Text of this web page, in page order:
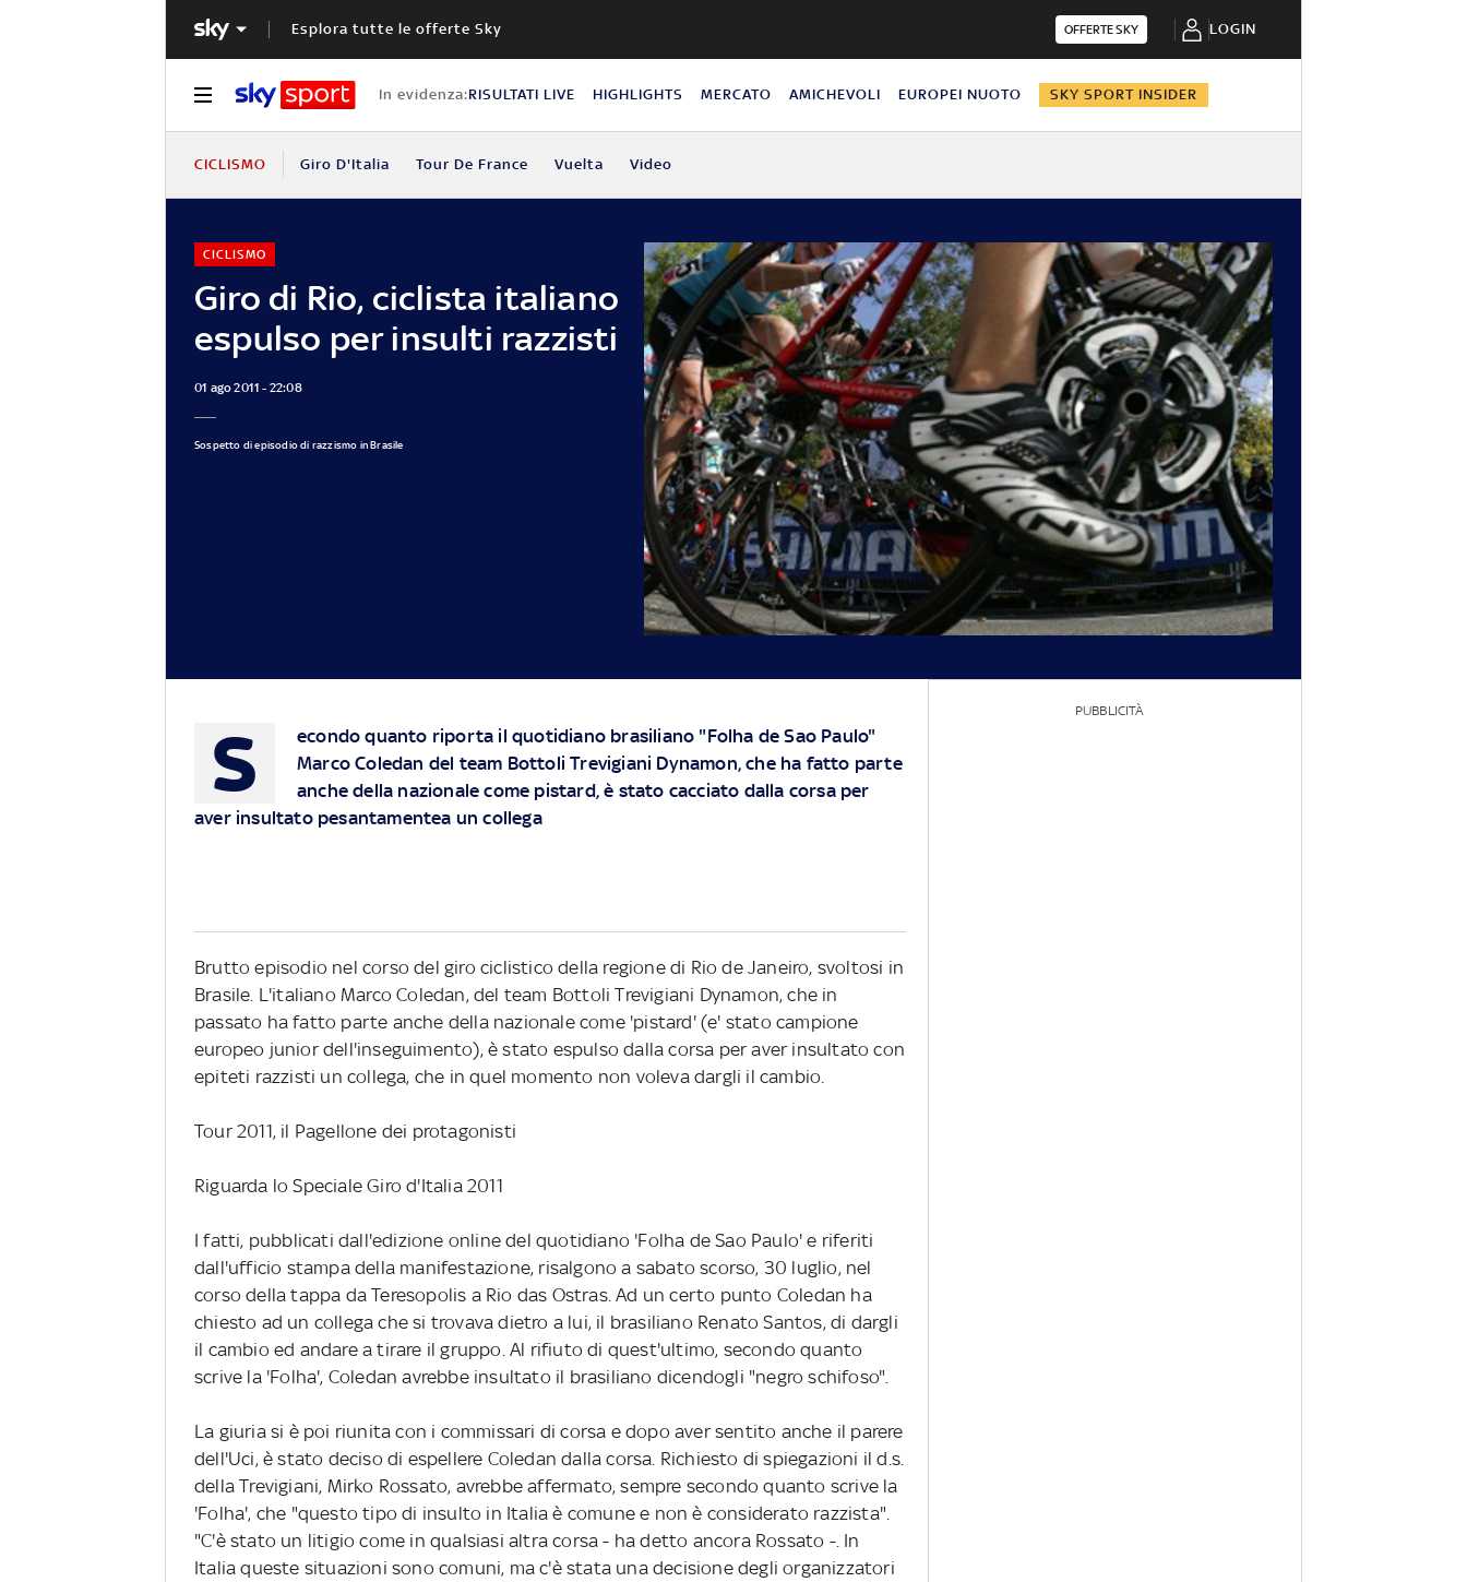
Esplora tutte le offerte Sky OFFERTE SKY LOGIN
In evidenza:RISULTATI LIVE HIGHLIGHTS MERCATO AMICHEVOLI EUROPEI NUOTO SKY SPORT INSIDER
CICLISMO Giro D'Italia Tour De France Vuelta Video
Giro di Rio, ciclista italiano
espulso per insulti razzisti
CICLISMO
01 ago 2011 - 22:08
Sospetto di episodio di razzismo in Brasile
S
econdo quanto riporta il quotidiano brasiliano "Folha de Sao Paulo"
Marco Coledan del team Bottoli Trevigiani Dynamon, che ha fatto parte
anche della nazionale come pistard, è stato cacciato dalla corsa per
aver insultato pesantamentea un collega
Brutto episodio nel corso del giro ciclistico della regione di Rio de Janeiro, svoltosi in
Brasile. L'italiano Marco Coledan, del team Bottoli Trevigiani Dynamon, che in
passato ha fatto parte anche della nazionale come 'pistard' (e' stato campione
europeo junior dell'inseguimento), è stato espulso dalla corsa per aver insultato con
epiteti razzisti un collega, che in quel momento non voleva dargli il cambio.
Tour 2011, il Pagellone dei protagonisti
Riguarda lo Speciale Giro d'Italia 2011
I fatti, pubblicati dall'edizione online del quotidiano 'Folha de Sao Paulo' e riferiti
dall'ufficio stampa della manifestazione, risalgono a sabato scorso, 30 luglio, nel
corso della tappa da Teresopolis a Rio das Ostras. Ad un certo punto Coledan ha
chiesto ad un collega che si trovava dietro a lui, il brasiliano Renato Santos, di dargli
il cambio ed andare a tirare il gruppo. Al rifiuto di quest'ultimo, secondo quanto
scrive la 'Folha', Coledan avrebbe insultato il brasiliano dicendogli "negro schifoso".
La giuria si è poi riunita con i commissari di corsa e dopo aver sentito anche il parere
dell'Uci, è stato deciso di espellere Coledan dalla corsa. Richiesto di spiegazioni il d.s.
della Trevigiani, Mirko Rossato, avrebbe affermato, sempre secondo quanto scrive la
'Folha', che "questo tipo di insulto in Italia è comune e non è considerato razzista".
"C'è stato un litigio come in qualsiasi altra corsa - ha detto ancora Rossato -. In
Italia queste situazioni sono comuni, ma c'è stata una decisione degli organizzatori
PUBBLICITÀ